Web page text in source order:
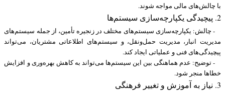
با چالش‌های مالی مواجه شوند.
2. پیچیدگی یکپارچه‌سازی سیستم‌ها
- چالش: یکپارچه‌سازی سیستم‌های مختلف در زنجیره تأمین، از جمله سیستم‌های
مدیریت انبار، مدیریت حمل‌ونقل، و سیستم‌های اطلاعاتی مشتریان، می‌تواند
پیچیدگی‌های فنی و عملیاتی ایجاد کند.
- توضیح: عدم هماهنگی بین این سیستم‌ها می‌تواند به کاهش بهره‌وری و افزایش
خطاها منجر شود.
3. نیاز به آموزش و تغییر فرهنگی